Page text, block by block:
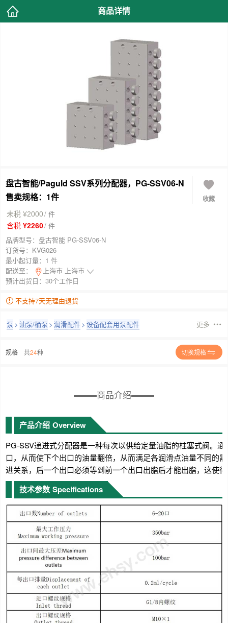
商品详情
盘古智能/Paguld SSV系列分配器，PG-SSV06-N
售卖规格：1件
收藏
未税 ¥2000/ 件
含税 ¥2260/ 件
品牌型号： 盘古智能 PG-SSV06-N
订货号： KVG026
最小起订量： 1 件
配送至：
上海市 上海市
预计出货日：30个工作日
不支持7天无理由退货
泵 > 油泵/桶泵 > 润滑配件> 设备配套用泵配件 更多
规格 共24种 切换规格
商品介绍
产品介绍 Overview
PG-SSV递进式分配器是一种每次以供给定量油脂的柱塞式阀。
口，从而使下个出口的油量翻倍，从而满足各润滑点油量不同的
进关系，后一个出口必须等到前一个出口出脂后才能出脂，这使
技术参数 Specifications